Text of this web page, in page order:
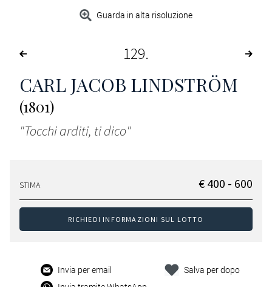
Guarda in alta risoluzione
129
CARL JACOB LINDSTRÖM
(1801)
"Tocchi arditi, ti dico"
STIMA € 400 - 600
RICHIEDI INFORMAZIONI SUL LOTTO
Invia per email
Salva per dopo